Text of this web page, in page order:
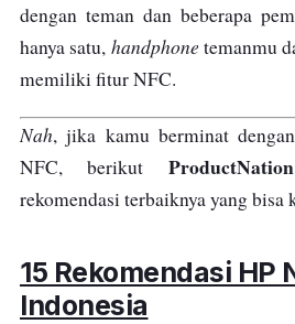
dengan teman dan beberapa
hanya satu, handphone temanmu
memiliki fitur NFC.
Nah, jika kamu berminat
NFC, berikut ProductNation
rekomendasi terbaiknya yang bisa
15 Rekomendasi HP
Indonesia